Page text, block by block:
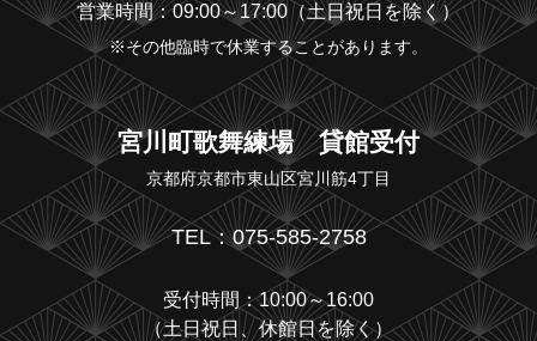
営業時間：09:00～17:00（土日祝日を除く）
※その他臨時で休業することがあります。
宮川町歌舞練場 貸館受付
京都府京都市東山区宮川筋4丁目
TEL：075-585-2758
受付時間：10:00～16:00
（土日祝日、休館日を除く）